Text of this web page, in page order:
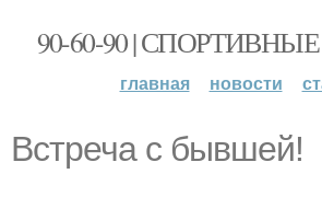
90-60-90 |
главная новости
Встреча с бывшей!